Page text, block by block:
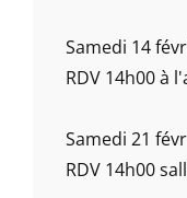
Samedi 14
RDV 14h00 à
Samedi 21
RDV 14h00